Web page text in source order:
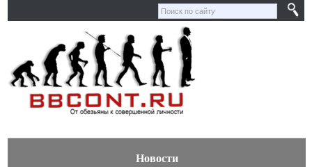
Новости